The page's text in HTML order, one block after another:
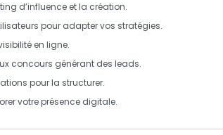
d’influence et la création.
pour adapter vos stratégies.
en ligne.
concours générant des leads.
pour la structurer.
votre présence digitale.